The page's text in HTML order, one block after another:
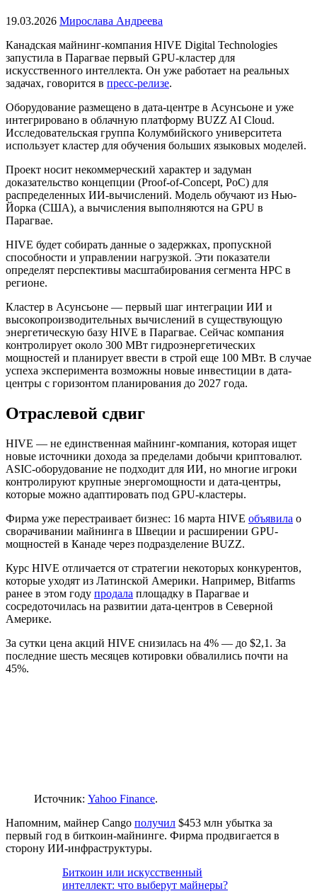
19.03.2026 Мирослава Андреева
Канадская майнинг-компания HIVE Digital Technologies
запустила в Парагвае первый GPU-кластер для
искусственного интеллекта. Он уже работает на реальных
задачах, говорится в пресс-релизе.
Оборудование размещено в дата-центре в Асунсьоне и уже
интегрировано в облачную платформу BUZZ AI Cloud.
Исследовательская группа Колумбийского университета
использует кластер для обучения больших языковых моделей.
Проект носит некоммерческий характер и задуман
доказательство концепции (Proof-of-Concept, PoC) для
распределенных ИИ-вычислений. Модель обучают из Нью-
Йорка (США), а вычисления выполняются на GPU в
Парагвае.
HIVE будет собирать данные о задержках, пропускной
способности и управлении нагрузкой. Эти показатели
определят перспективы масштабирования сегмента HPC в
регионе.
Кластер в Асунсьоне — первый шаг интеграции ИИ и
высокопроизводительных вычислений в существующую
энергетическую базу HIVE в Парагвае. Сейчас компания
контролирует около 300 МВт гидроэнергетических
мощностей и планирует ввести в строй еще 100 МВт. В случае
успеха эксперимента возможны новые инвестиции в дата-
центры с горизонтом планирования до 2027 года.
Отраслевой сдвиг
HIVE — не единственная майнинг-компания, которая ищет
новые источники дохода за пределами добычи криптовалют.
ASIC-оборудование не подходит для ИИ, но многие игроки
контролируют крупные энергомощности и дата-центры,
которые можно адаптировать под GPU-кластеры.
Фирма уже перестраивает бизнес: 16 марта HIVE объявила о
сворачивании майнинга в Швеции и расширении GPU-
мощностей в Канаде через подразделение BUZZ.
Курс HIVE отличается от стратегии некоторых конкурентов,
которые уходят из Латинской Америки. Например, Bitfarms
ранее в этом году продала площадку в Парагвае и
сосредоточилась на развитии дата-центров в Северной
Америке.
За сутки цена акций HIVE снизилась на 4% — до $2,1. За
последние шесть месяцев котировки обвалились почти на
45%.
Источник: Yahoo Finance.
Напомним, майнер Cango получил $453 млн убытка за
первый год в биткоин-майнинге. Фирма продвигается в
сторону ИИ-инфраструктуры.
Биткоин или искусственный
интеллект: что выберут майнеры?